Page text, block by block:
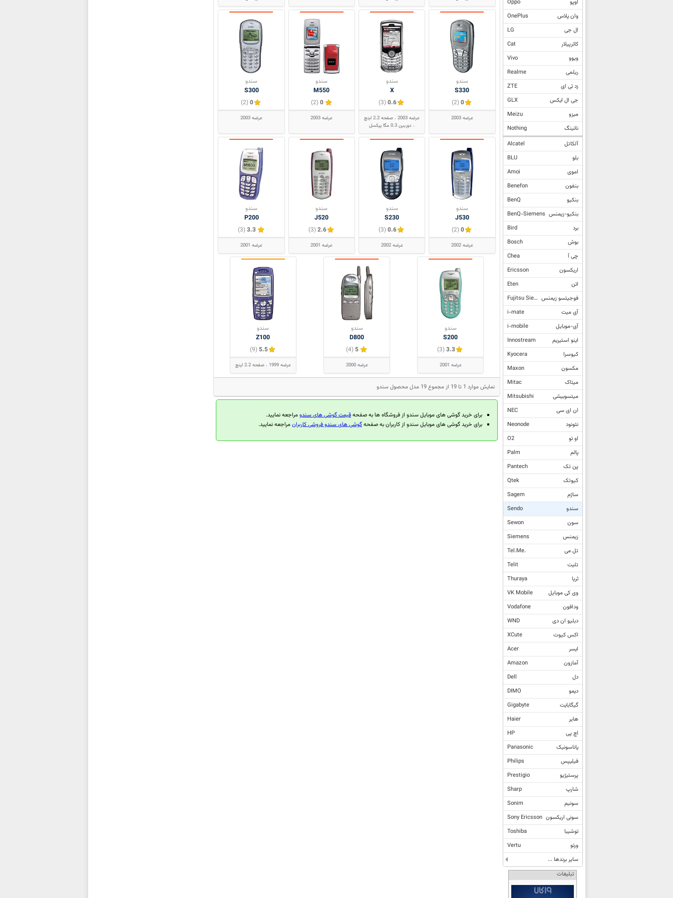
اوپو
Oppo
وان پلاس
OnePlus
ال جی
LG
کاترپیلار
Cat
ویوو
Vivo
ریلمی
Realme
زد تی ای
ZTE
جی ال ایکس
GLX
میزو
Meizu
ناتینگ
Nothing
آلکاتل
Alcatel
بلو
BLU
اموی
Amoi
بنفون
Benefon
بنکیو
BenQ
بنکیو-زیمنس BenQ-Siemens
برد
Bird
بوش
Bosch
چی آ
Chea
اریکسون
Ericsson
اتن
Eten
فوجیتسو زیمنس Fujitsu Siemens
آی میت
i-mate
آی-موبایل
i-mobile
اینو استیریم
Innostream
کیوسرا
Kyocera
مکسون
Maxon
میتاک
Mitac
میتسوبیشی
Mitsubishi
ان ای سی
NEC
نئونود
Neonode
او تو
O2
پالم
Palm
پن تک
Pantech
کیوتک
Qtek
ساژم
Sagem
سندو
Sendo
سون
Sewon
زیمنس
Siemens
تل می
Tel.Me.
تلیت
Telit
ثریا
Thuraya
وی کی موبایل
VK Mobile
ودافون
Vodafone
دبلیو ان دی
WND
اکس کیوت
XCute
ایسر
Acer
آمازون
Amazon
دل
Dell
دیمو
DIMO
گیگابایت
Gigabyte
هایر
Haier
اچ پی
HP
پاناسونیک
Panasonic
فیلیپس
Philips
پرستیژیو
Prestigio
شارپ
Sharp
سونیم
Sonim
سونی اریکسون Sony Ericsson
توشیبا
Toshiba
ورتو
Vertu
سایر برندها ...
تبلیغات
سندو
S330
0
(2)
عرضه 2003
سندو
X
0.6
(3)
عرضه 2003
صفحه 2.2 اینچ
دوربین 0.3 مگا پیکسل
سندو
M550
0
(2)
عرضه 2003
سندو
S300
0
(2)
عرضه 2003
سندو
J530
0
(2)
عرضه 2002
سندو
S230
0.6
(3)
عرضه 2002
سندو
J520
2.6
(3)
عرضه 2001
سندو
P200
3.3
(3)
عرضه 2001
سندو
S200
3.3
(3)
عرضه 2001
سندو
D800
5
(4)
عرضه 2000
سندو
Z100
5.5
(9)
عرضه 1999 صفحه 2.2 اینچ
نمایش موارد 1 تا 19 از مجموع 19 مدل محصول سندو
برای خرید گوشی های موبایل سندو از فروشگاه ها به صفحهقیمت گوشی های سندومراجعه نمایید.
برای خرید گوشی های موبایل سندو از کاربران به صفحهگوشی های سندو فروشی کاربرانمراجعه نمایید.